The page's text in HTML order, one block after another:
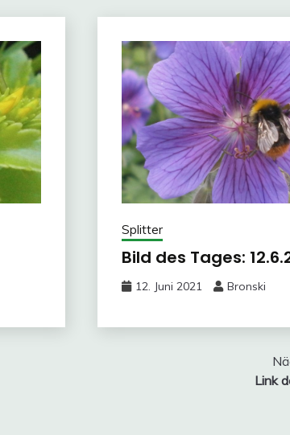
Splitter
Bild des Tages:
12. Juni 2021 Bronski
Link